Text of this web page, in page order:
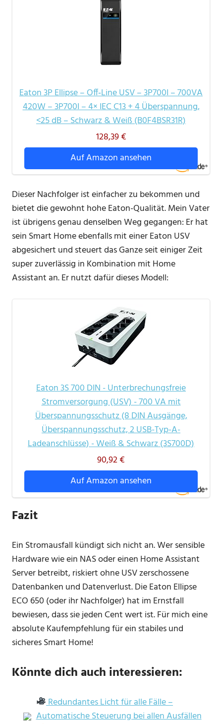
Eaton 3P Ellipse – Off‑Line USV – 3P700I – 700VA
420W – 3P700I – 4× IEC C13 + 4 Überspannung,
<25 dB – Schwarz & Weiß (B0F4BSR31R)
128,39 €
Auf Amazon ansehen
Dieser Nachfolger ist einfacher zu bekommen und
bietet die gewohnt hohe Eaton-Qualität. Mein Vater
ist übrigens genau denselben Weg gegangen: Er hat
sein Smart Home ebenfalls mit einer Eaton USV
abgesichert und steuert das Ganze seit einiger Zeit
super zuverlässig in Kombination mit Home
Assistant an. Er nutzt dafür dieses Modell:
Eaton 3S 700 DIN - Unterbrechungsfreie
Stromversorgung (USV) - 700 VA mit
Überspannungsschutz (8 DIN Ausgänge,
Überspannungsschutz, 2 USB-Typ-A-
Ladeanschlüsse) - Weiß & Schwarz (3S700D)
90,92 €
Auf Amazon ansehen
Fazit
Ein Stromausfall kündigt sich nicht an. Wer sensible
Hardware wie ein NAS oder einen Home Assistant
Server betreibt, riskiert ohne USV zerschossene
Datenbanken und Datenverlust. Die Eaton Ellipse
ECO 650 (oder ihr Nachfolger) hat im Ernstfall
bewiesen, dass sie jeden Cent wert ist. Für mich eine
absolute Kaufempfehlung für ein stabiles und
sicheres Smart Home!
Könnte dich auch interessieren:
Redundantes Licht für alle Fälle –
Automatische Steuerung bei allen Ausfällen